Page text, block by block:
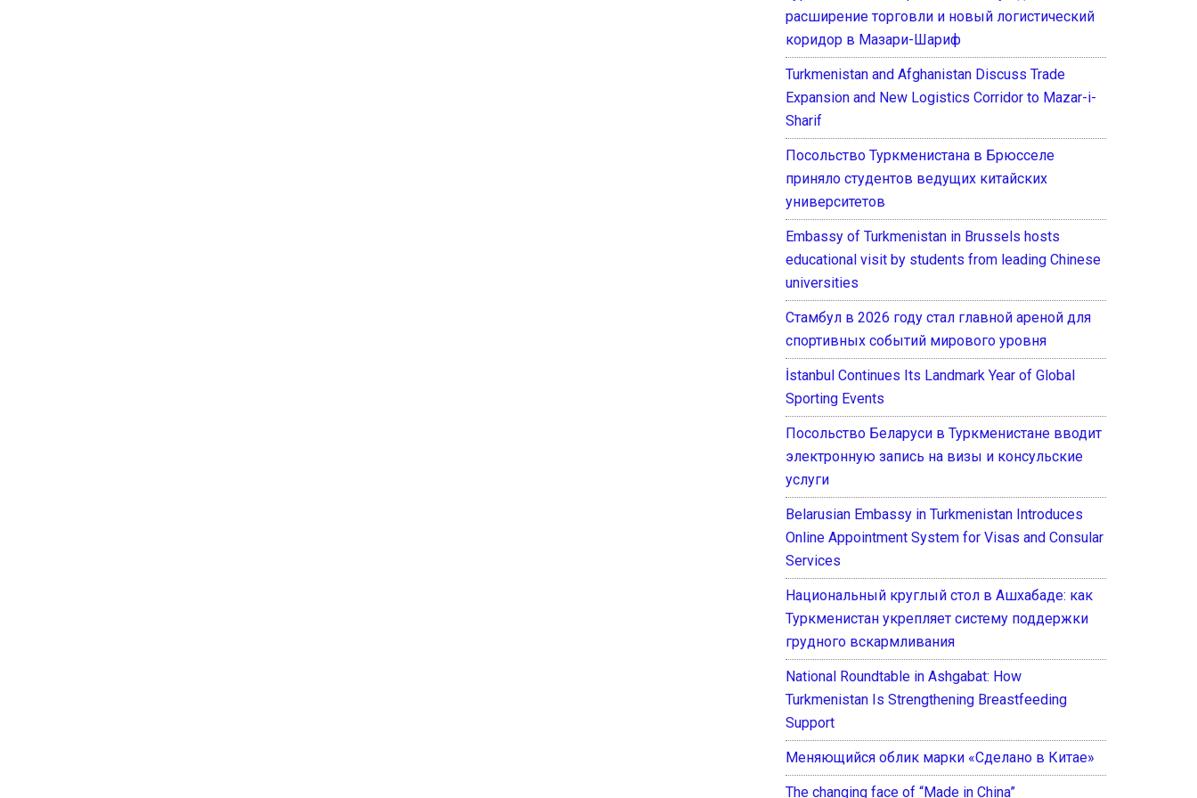
расширение торговли и новый логистический
коридор в Мазари-Шариф
Turkmenistan and Afghanistan Discuss Trade
Expansion and New Logistics Corridor to Mazar-i-
Sharif
Посольство Туркменистана в Брюсселе
приняло студентов ведущих китайских
университетов
Embassy of Turkmenistan in Brussels hosts
educational visit by students from leading Chinese
universities
Стамбул в 2026 году стал главной ареной для
спортивных событий мирового уровня
İstanbul Continues Its Landmark Year of Global
Sporting Events
Посольство Беларуси в Туркменистане вводит
электронную запись на визы и консульские
услуги
Belarusian Embassy in Turkmenistan Introduces
Online Appointment System for Visas and Consular
Services
Национальный круглый стол в Ашхабаде: как
Туркменистан укрепляет систему поддержки
грудного вскармливания
National Roundtable in Ashgabat: How
Turkmenistan Is Strengthening Breastfeeding
Support
Меняющийся облик марки «Сделано в Китае»
The changing face of “Made in China”